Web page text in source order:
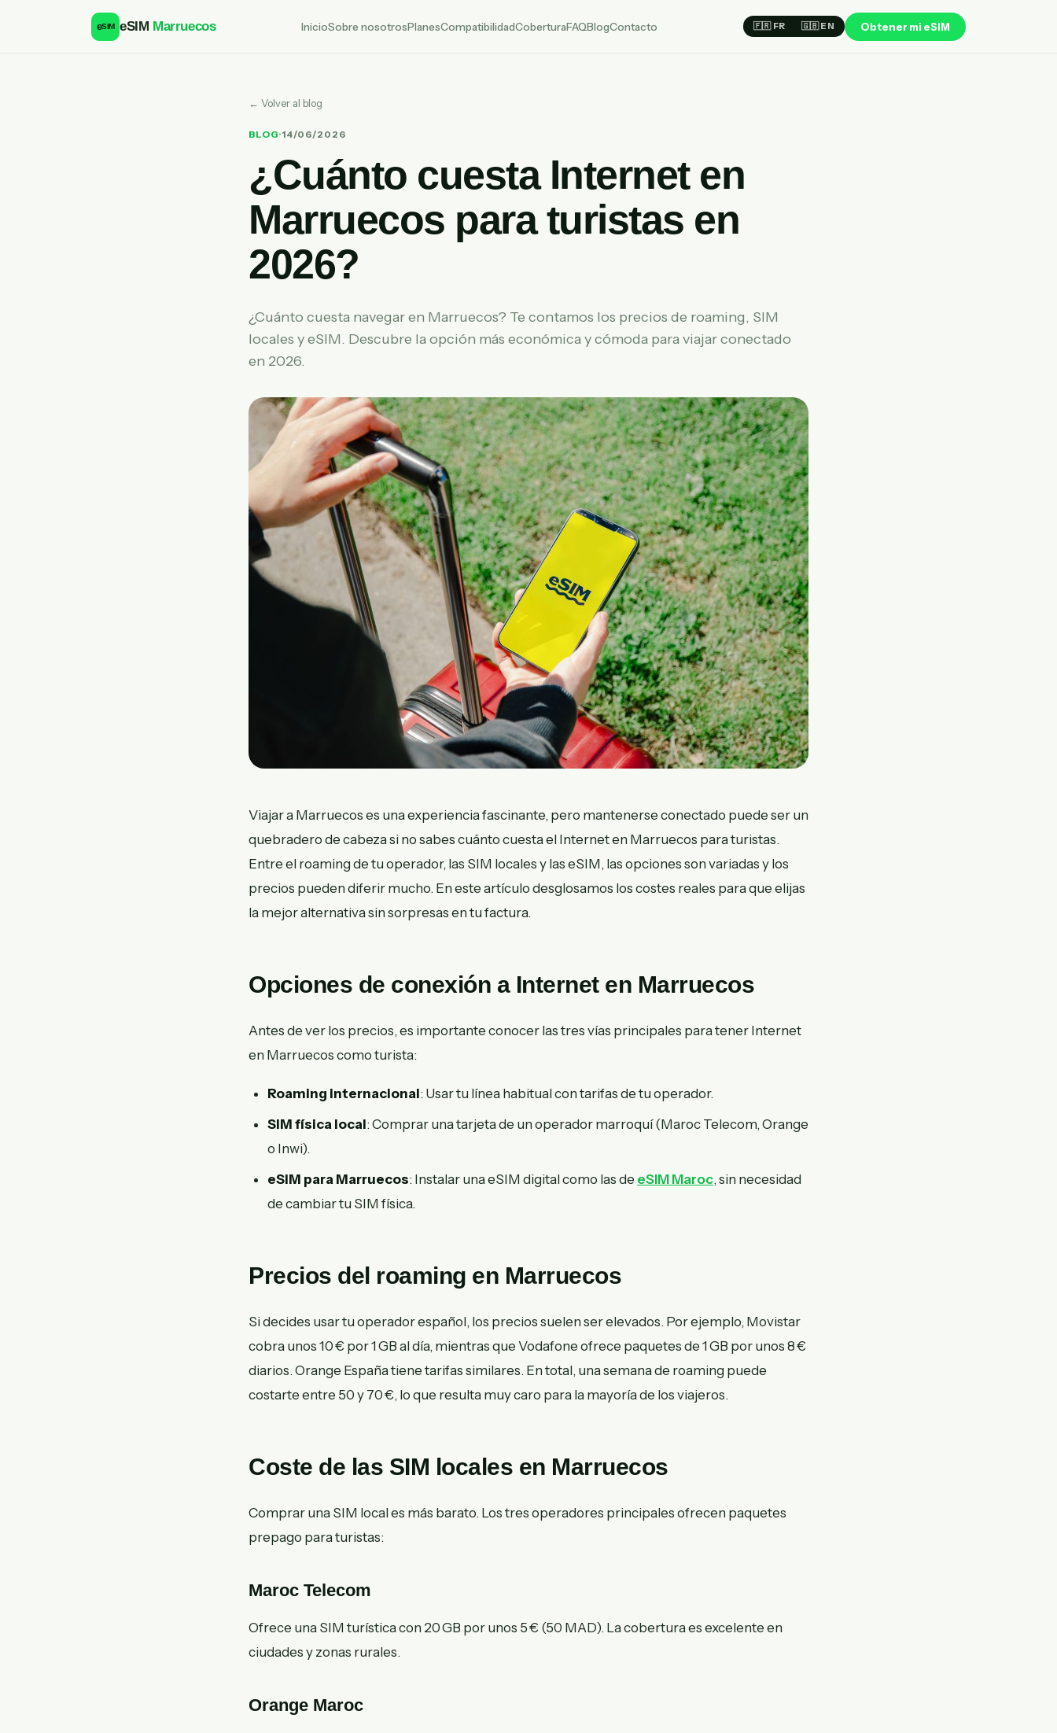
eSIM eSIM Marruecos InicioSobre nosotrosPlanesCompatibilidadCoberturaFAQBlogContacto 🇫🇷 FR 🇬🇧 EN Obtener mi eSIM
← Volver al blog
BLOG·14/06/2026
¿Cuánto cuesta Internet en
Marruecos para turistas en
2026?
¿Cuánto cuesta navegar en Marruecos? Te contamos los precios de roaming, SIM
locales y eSIM. Descubre la opción más económica y cómoda para viajar conectado
en 2026.
Viajar a Marruecos es una experiencia fascinante, pero mantenerse conectado puede ser un
quebradero de cabeza si no sabes cuánto cuesta el Internet en Marruecos para turistas.
Entre el roaming de tu operador, las SIM locales y las eSIM, las opciones son variadas y los
precios pueden diferir mucho. En este artículo desglosamos los costes reales para que elijas
la mejor alternativa sin sorpresas en tu factura.
Opciones de conexión a Internet en Marruecos
Antes de ver los precios, es importante conocer las tres vías principales para tener Internet
en Marruecos como turista:
Roaming internacional: Usar tu línea habitual con tarifas de tu operador.
SIM física local: Comprar una tarjeta de un operador marroquí (Maroc Telecom, Orange
o Inwi).
eSIM para Marruecos: Instalar una eSIM digital como las de eSIM Maroc, sin necesidad
de cambiar tu SIM física.
Precios del roaming en Marruecos
Si decides usar tu operador español, los precios suelen ser elevados. Por ejemplo, Movistar
cobra unos 10 € por 1 GB al día, mientras que Vodafone ofrece paquetes de 1 GB por unos 8 €
diarios. Orange España tiene tarifas similares. En total, una semana de roaming puede
costarte entre 50 y 70 €, lo que resulta muy caro para la mayoría de los viajeros.
Coste de las SIM locales en Marruecos
Comprar una SIM local es más barato. Los tres operadores principales ofrecen paquetes
prepago para turistas:
Maroc Telecom
Ofrece una SIM turística con 20 GB por unos 5 € (50 MAD). La cobertura es excelente en
ciudades y zonas rurales.
Orange Maroc